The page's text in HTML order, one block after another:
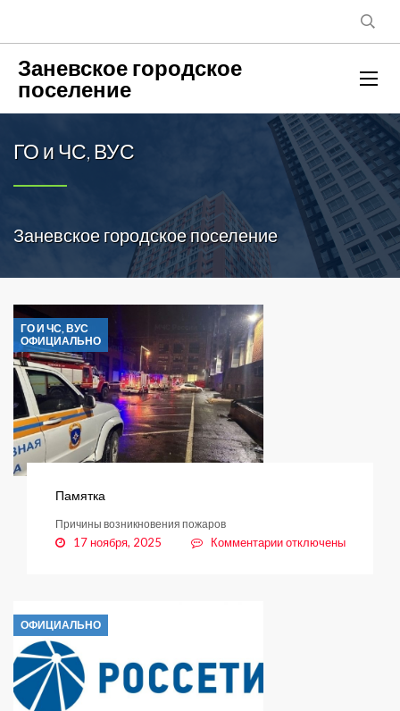
Заневское городское
поселение
ГО и ЧС, ВУС
Заневское городское поселение
ГО И ЧС, ВУС
ОФИЦИАЛЬНО
Памятка
Причины возникновения пожаров
17 ноября, 2025 Комментариикотключены
ОФИЦИАЛЬНО